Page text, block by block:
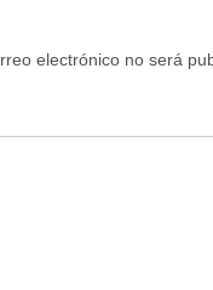
electrónico no será